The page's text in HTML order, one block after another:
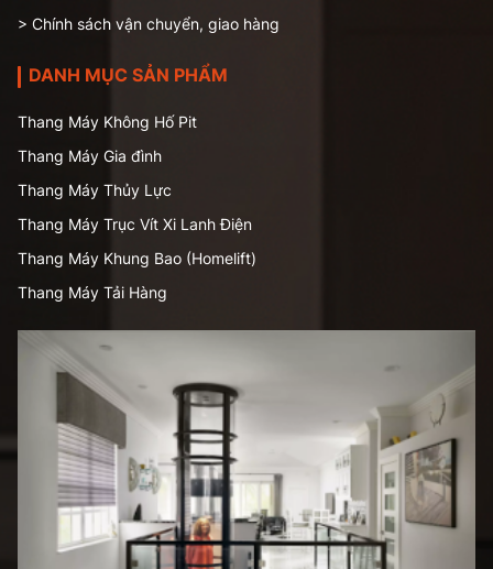
> Chính sách vận chuyển, giao hàng
DANH MỤC SẢN PHẨM
Thang Máy Không Hố Pit
Thang Máy Gia đình
Thang Máy Thủy Lực
Thang Máy Trục Vít Xi Lanh Điện
Thang Máy Khung Bao (Homelift)
Thang Máy Tải Hàng